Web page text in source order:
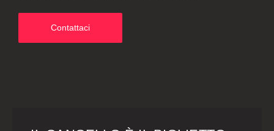
Contattaci